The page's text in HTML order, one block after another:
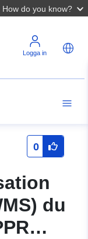
How do you know?
Logga in
0
du